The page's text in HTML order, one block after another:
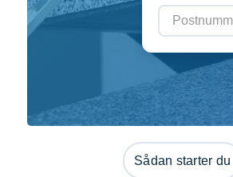
Sådan starter du